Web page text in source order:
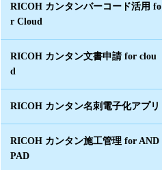
RICOH カンタンバーコード活用 fo
r Cloud
RICOH カンタン文書申請 for clou
d
RICOH カンタン名刺電子化アプリ
RICOH カンタン施工管理 for AND
PAD